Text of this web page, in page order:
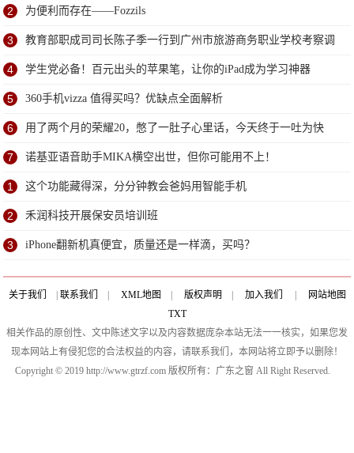
2 为便利而存在——Fozzils
3 教育部职成司司长陈子季一行到广州市旅游商务职业学校考察调
研
4 学生党必备！百元出头的苹果笔，让你的iPad成为学习神器
5 360手机vizza 值得买吗？优缺点全面解析
6 用了两个月的荣耀20，憋了一肚子心里话，今天终于一吐为快
7 诺基亚语音助手MIKA横空出世，但你可能用不上！
1 这个功能藏得深，分分钟教会爸妈用智能手机
2 禾润科技开展保安员培训班
3 iPhone翻新机真便宜，质量还是一样滴，买吗？
关于我们 联系我们 XML地图 版权声明 加入我们
网站地图
TXT
相关作品的原创性、文中陈述文字以及内容数据庞杂本站无法一一核实，如果您发
现本网站上有侵犯您的合法权益的内容，请联系我们，本网站将立即予以删除！
Copyright © 2019 http://www.gtrzf.com 版权所有：广东之窗 All Right Reserved.